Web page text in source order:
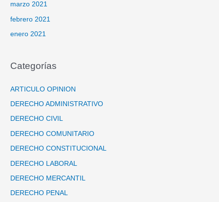
marzo 2021
febrero 2021
enero 2021
Categorías
ARTICULO OPINION
DERECHO ADMINISTRATIVO
DERECHO CIVIL
DERECHO COMUNITARIO
DERECHO CONSTITUCIONAL
DERECHO LABORAL
DERECHO MERCANTIL
DERECHO PENAL